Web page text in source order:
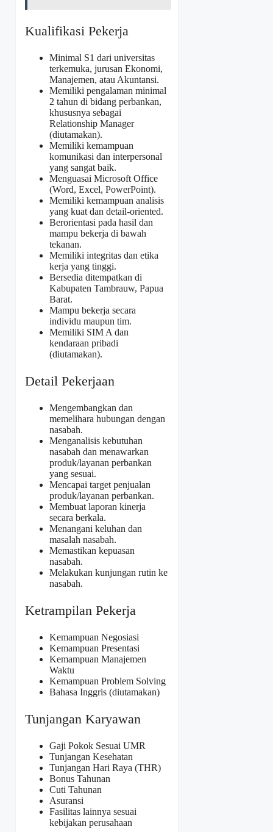
Kualifikasi Pekerja
Minimal S1 dari universitas
terkemuka, jurusan Ekonomi,
Manajemen, atau Akuntansi.
Memiliki pengalaman minimal
2 tahun di bidang perbankan,
khususnya sebagai
Relationship Manager
(diutamakan).
Memiliki kemampuan
komunikasi dan interpersonal
yang sangat baik.
Menguasai Microsoft Office
(Word, Excel, PowerPoint).
Memiliki kemampuan analisis
yang kuat dan detail-oriented.
Berorientasi pada hasil dan
mampu bekerja di bawah
tekanan.
Memiliki integritas dan etika
kerja yang tinggi.
Bersedia ditempatkan di
Kabupaten Tambrauw, Papua
Barat.
Mampu bekerja secara
individu maupun tim.
Memiliki SIM A dan
kendaraan pribadi
(diutamakan).
Detail Pekerjaan
Mengembangkan dan
memelihara hubungan dengan
nasabah.
Menganalisis kebutuhan
nasabah dan menawarkan
produk/layanan perbankan
yang sesuai.
Mencapai target penjualan
produk/layanan perbankan.
Membuat laporan kinerja
secara berkala.
Menangani keluhan dan
masalah nasabah.
Memastikan kepuasan
nasabah.
Melakukan kunjungan rutin ke
nasabah.
Ketrampilan Pekerja
Kemampuan Negosiasi
Kemampuan Presentasi
Kemampuan Manajemen
Waktu
Kemampuan Problem Solving
Bahasa Inggris (diutamakan)
Tunjangan Karyawan
Gaji Pokok Sesuai UMR
Tunjangan Kesehatan
Tunjangan Hari Raya (THR)
Bonus Tahunan
Cuti Tahunan
Asuransi
Fasilitas lainnya sesuai
kebijakan perusahaan